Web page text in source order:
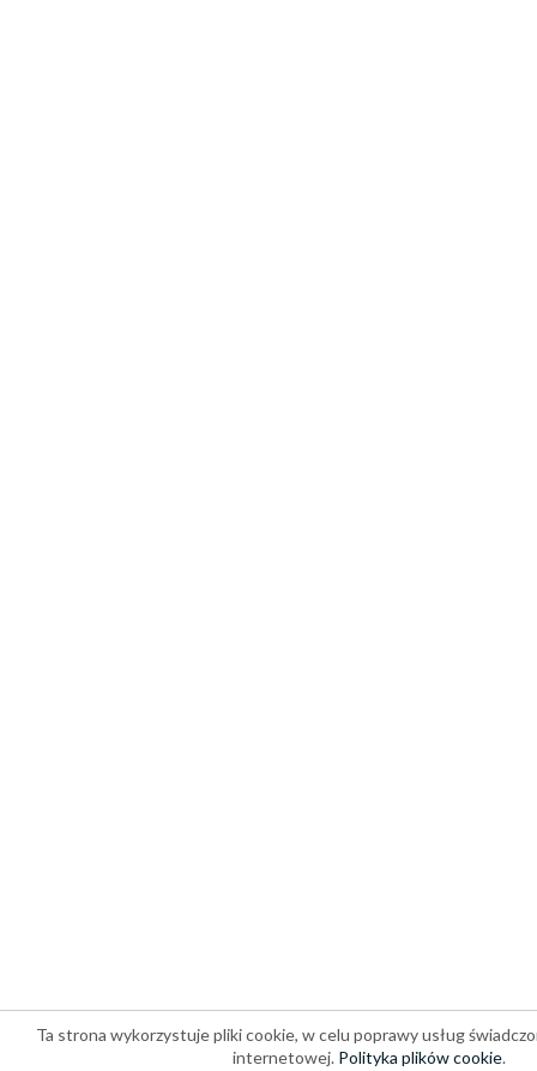
Ta strona wykorzystuje pliki cookie, w celu poprawy usług
internetowej. Polityka plików cookie.